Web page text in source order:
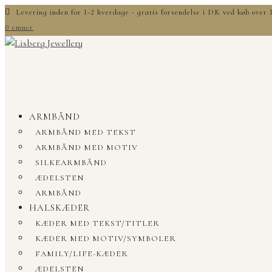
Levering inden for 1-2 hverdage - gratis forsendelse i DK ved køb
0 emner
ARMBÅND
ARMBÅND MED TEKST
ARMBÅND MED MOTIV
SILKEARMBÅND
ÆDELSTEN
ARMBÅND
HALSKÆDER
KÆDER MED TEKST/TITLER
KÆDER MED MOTIV/SYMBOLER
FAMILY/LIFE-KÆDER
ÆDELSTEN